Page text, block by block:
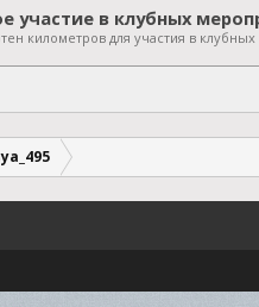
участие в клубных
километров для участия в